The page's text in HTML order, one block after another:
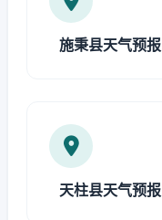
施秉县天气预报
天柱县天气预报